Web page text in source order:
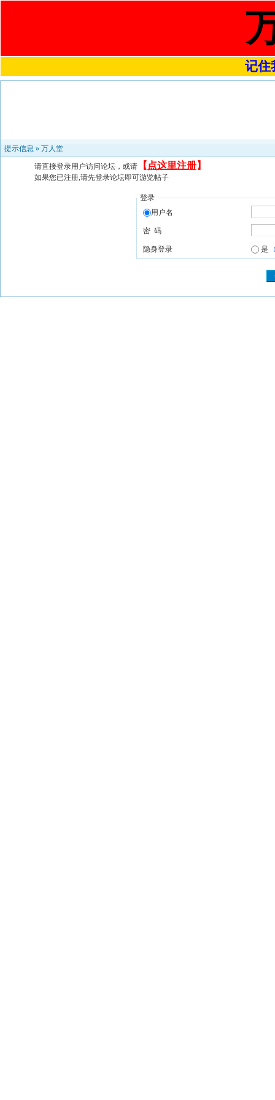
记住
提示信息 » 万人堂
请直接登录用户访问论坛，或请 【 点这里注册】
如果您已注册,请先登录论坛即可游览帖子
登录
用户名
密 码
隐身登录 是